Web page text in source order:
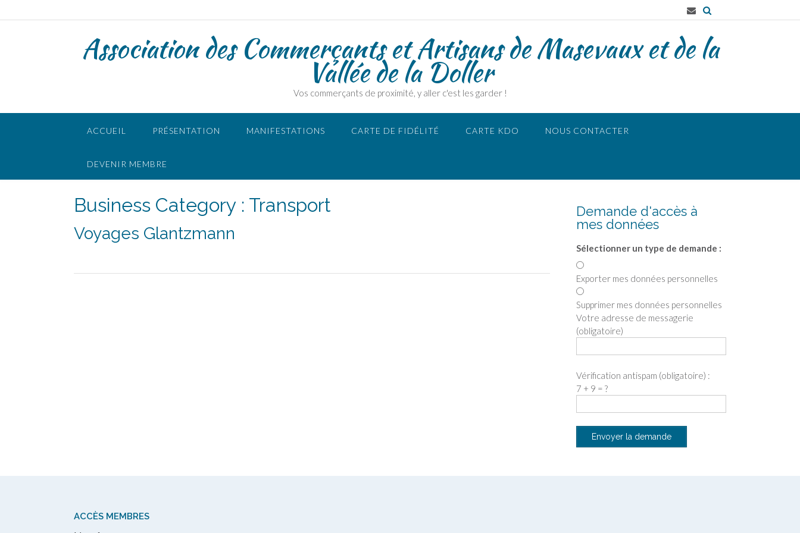
to
Association des Commerçants et Artisans de Masevaux et de la
Vallée de la Doller
Vos commerçants de proximité, y aller c'est les garder !
ACCUEIL PRÉSENTATION MANIFESTATIONS CARTE DE FIDÉLITÉ CARTE KDO NOUS CONTACTER
DEVENIR MEMBRE
Business Category : Transport
Voyages Glantzmann
Demande d'accès à
mes données
Sélectionner un type de demande :
Exporter mes données personnelles
Supprimer mes données personnelles
Votre adresse de messagerie
(obligatoire)
Vérification antispam (obligatoire) :
7 + 9 = ?
ACCÈS MEMBRES